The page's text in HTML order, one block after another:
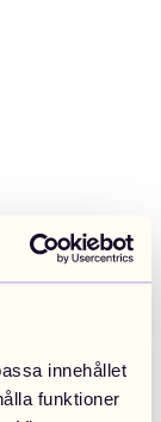
innehållet
funktioner